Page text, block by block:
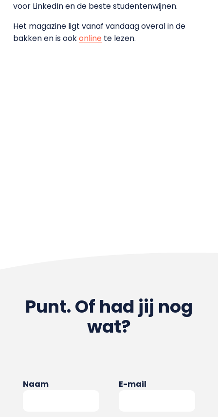
voor LinkedIn en de beste studentenwijnen.
Het magazine ligt vanaf vandaag overal in de
bakken en is ookonlinete lezen.
Punt. Of had jij nog
wat?
Naam E-mail